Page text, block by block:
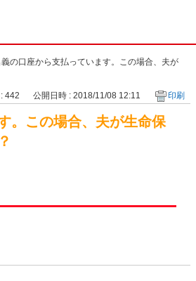
の口座から支払っています。この場合、夫が
442 公開日時 : 2018/11/08 12:11 印刷
。この場合、夫が生命保